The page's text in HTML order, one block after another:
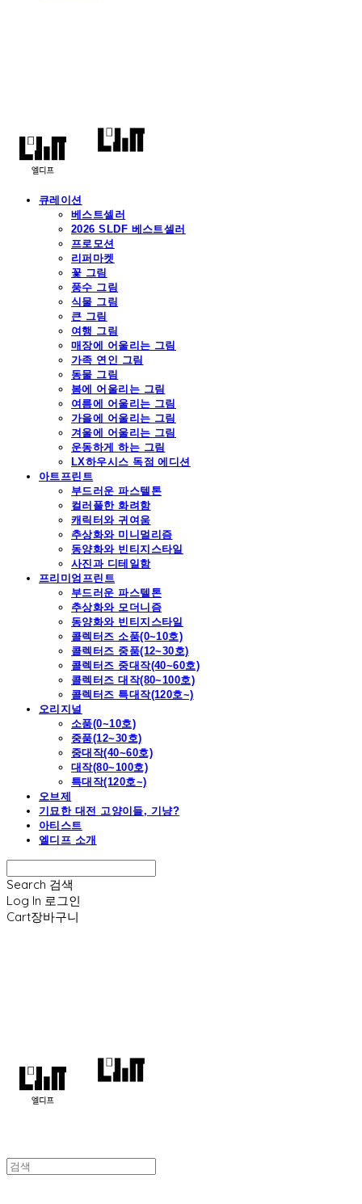
큐레이션
베스트셀러
2026 SLDF 베스트셀러
프로모션
리퍼마켓
꽃 그림
풍수 그림
식물 그림
큰 그림
여행 그림
매장에 어울리는 그림
가족 연인 그림
동물 그림
봄에 어울리는 그림
여름에 어울리는 그림
가을에 어울리는 그림
겨울에 어울리는 그림
운동하게 하는 그림
LX하우시스 독점 에디션
아트프린트
부드러운 파스텔톤
컬러풀한 화려함
캐릭터와 귀여움
추상화와 미니멀리즘
동양화와 빈티지스타일
사진과 디테일함
프리미엄프린트
부드러운 파스텔톤
추상화와 모더니즘
동양화와 빈티지스타일
콜렉터즈 소품(0~10호)
콜렉터즈 중품(12~30호)
콜렉터즈 중대작(40~60호)
콜렉터즈 대작(80~100호)
콜렉터즈 특대작(120호~)
오리지널
소품(0~10호)
중품(12~30호)
중대작(40~60호)
대작(80~100호)
특대작(120호~)
오브제
기묘한 대전 고양이들, 기냥?
아티스트
엘디프 소개
Search 검색
Log In 로그인
Cart장바구니